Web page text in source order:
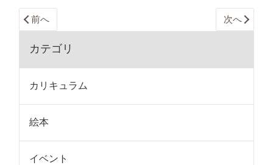
前へ 次へ
カテゴリ
カリキュラム
絵本
イベント